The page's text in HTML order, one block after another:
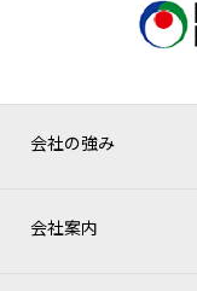
会社の強み
会社案内